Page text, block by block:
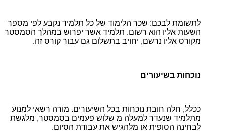
לתשומת לבכם: שכר הלימוד של כל תלמיד נקבע לפי מספר
השעות אליו הוא רשום. תלמיד אשר יפרוש במהלך הסמסטר
מקורס אליו נרשם, יחויב בתשלום גם עבור קורס זה.
נוכחות בשיעורים
ככלל, חלה חובת נוכחות בכל השיעורים. מורה רשאי למנוע
מתלמיד שנעדר למעלה מ שלוש פעמים בסמסטר, מלגשת
לבחינה הסופית או מלהגיש את עבודת הסיום.